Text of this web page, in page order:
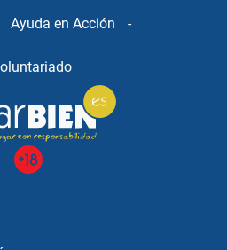
Ayuda en Acción -